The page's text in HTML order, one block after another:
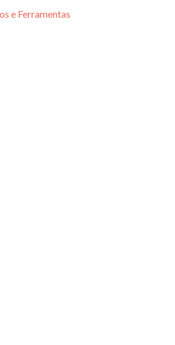
e Ferramentas